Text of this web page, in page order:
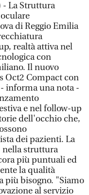
- La Struttura
di Reggio Emilia
realtà attiva nel
con
Il nuovo
Oct2 Compact con
informa una nota -
e nel follow-up
dell'occhio che,
dei pazienti. La
nella struttura
più puntuali ed
la qualità
più bisogno. "Siamo
al servizio